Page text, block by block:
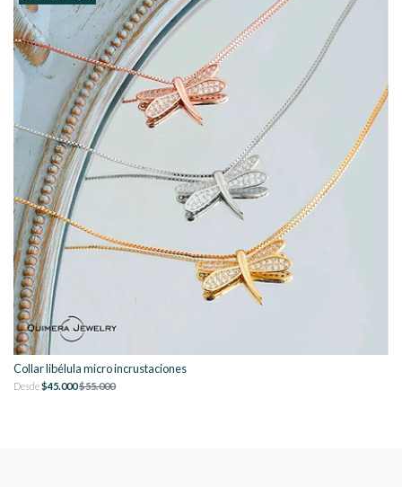
Collar libélula micro incrustaciones
Desde$45.000$55.000